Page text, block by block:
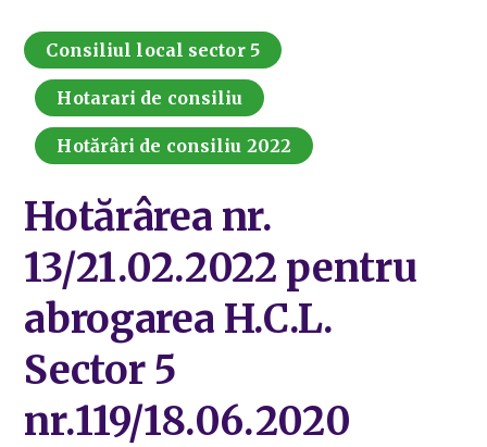
Consiliul local sector 5
Hotarari de consiliu
Hotărâri de consiliu 2022
Hotărârea nr.
13/21.02.2022 pentru
abrogarea H.C.L.
Sector 5
nr.119/18.06.2020